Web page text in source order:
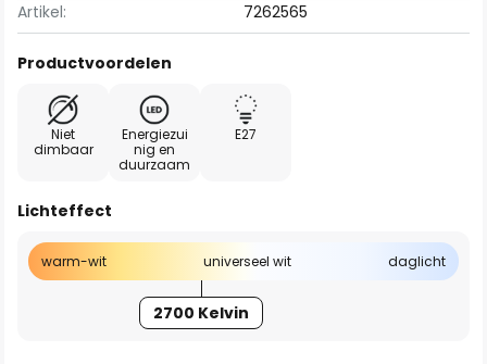
Artikel:
7262565
Productvoordelen
Niet
dimbaar
Energiezui
nig en
duurzaam
E27
Lichteffect
warm-wit universeel wit daglicht
2700 Kelvin